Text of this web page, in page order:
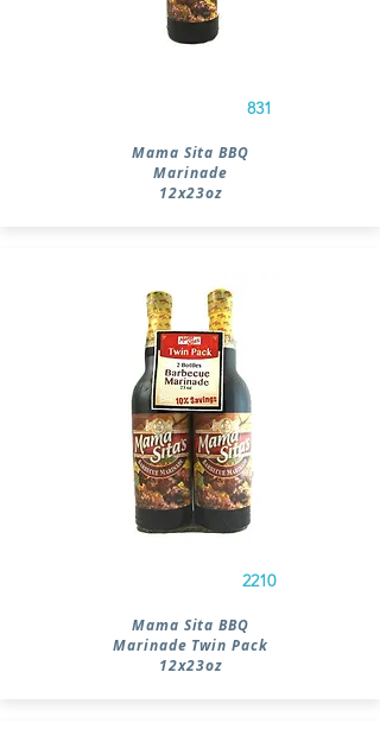
831
Mama Sita BBQ
Marinade
12x23oz
2210
Mama Sita BBQ
Marinade Twin Pack
12x23oz